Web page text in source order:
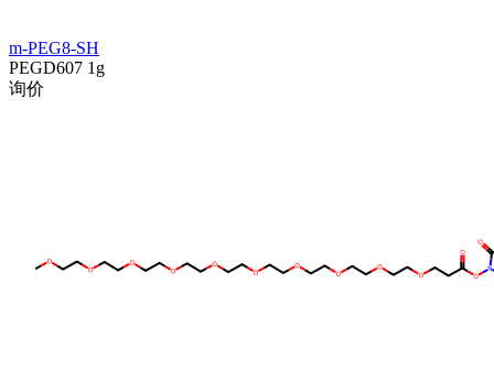
m-PEG8-SH
PEGD607 1g
询价